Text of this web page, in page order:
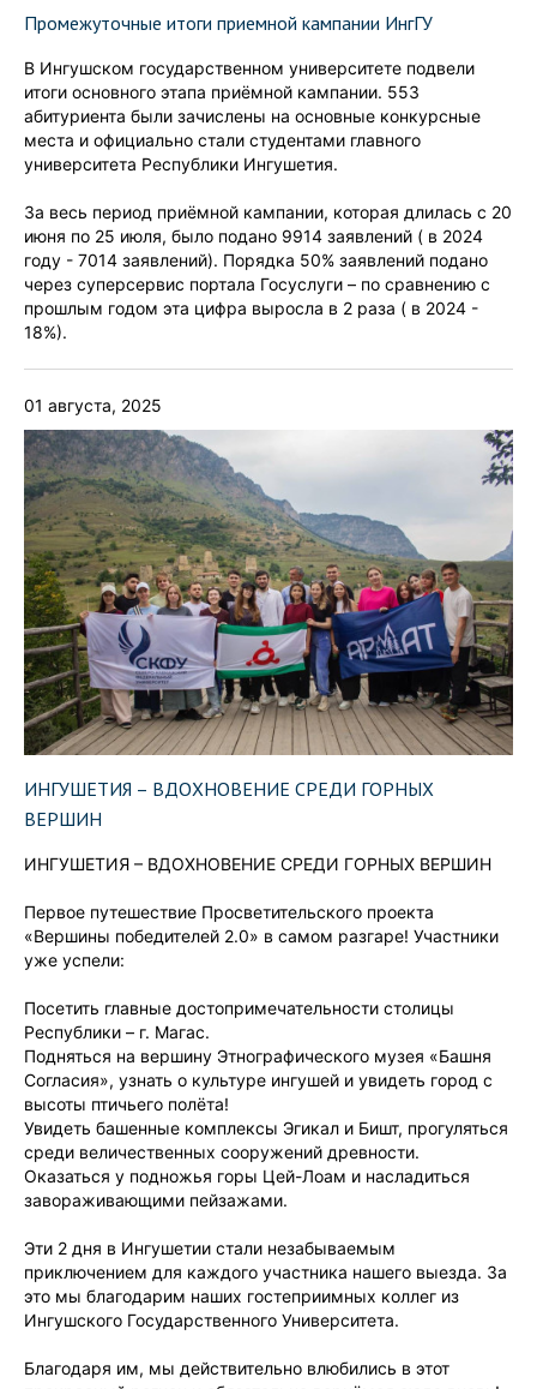
Промежуточные итоги приемной кампании ИнгГУ
В Ингушском государственном университете подвели
итоги основного этапа приёмной кампании. 553
абитуриента были зачислены на основные конкурсные
места и официально стали студентами главного
университета Республики Ингушетия.
За весь период приёмной кампании, которая длилась с 20
июня по 25 июля, было подано 9914 заявлений ( в 2024
году - 7014 заявлений). Порядка 50% заявлений подано
через суперсервис портала Госуслуги – по сравнению с
прошлым годом эта цифра выросла в 2 раза ( в 2024 -
18%).
01 августа, 2025
ИНГУШЕТИЯ – ВДОХНОВЕНИЕ СРЕДИ ГОРНЫХ
ВЕРШИН
ИНГУШЕТИЯ – ВДОХНОВЕНИЕ СРЕДИ ГОРНЫХ ВЕРШИН
Первое путешествие Просветительского проекта
«Вершины победителей 2.0» в самом разгаре! Участники
уже успели:
Посетить главные достопримечательности столицы
Республики – г. Магас.
Подняться на вершину Этнографического музея «Башня
Согласия», узнать о культуре ингушей и увидеть город с
высоты птичьего полёта!
Увидеть башенные комплексы Эгикал и Бишт, прогуляться
среди величественных сооружений древности.
Оказаться у подножья горы Цей-Лоам и насладиться
завораживающими пейзажами.
Эти 2 дня в Ингушетии стали незабываемым
приключением для каждого участника нашего выезда. За
это мы благодарим наших гостеприимных коллег из
Ингушского Государственного Университета.
Благодаря им, мы действительно влюбились в этот